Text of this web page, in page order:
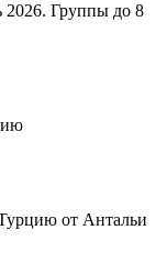
2026. Группы до 8
от Антальи